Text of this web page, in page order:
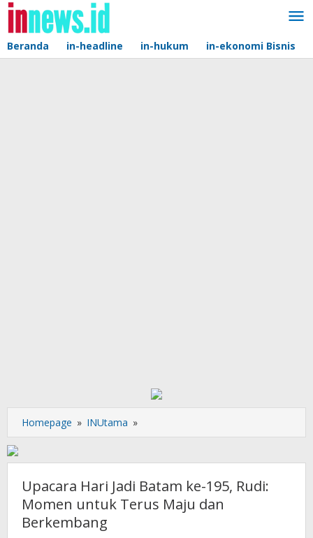
Lewati
konten
Beranda in-headline in-hukum in-ekonomi Bisnis
Homepage » INUtama »
Hari
Batam
ke-
195,
Rudi:
Upacara Hari Jadi Batam ke-195, Rudi:
Momen untuk Terus Maju dan
Berkembang